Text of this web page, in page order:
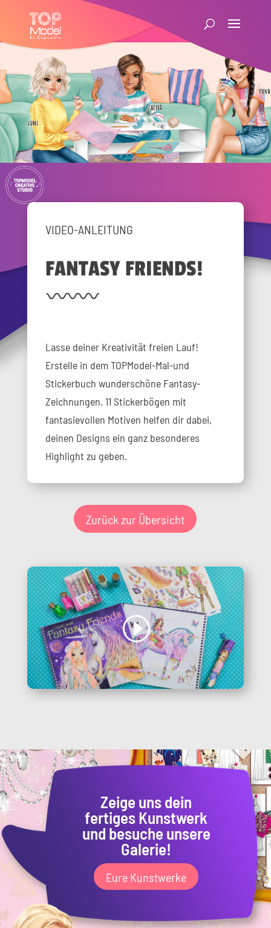
VIDEO-ANLEITUNG
FANTASY FRIENDS!
Lasse deiner Kreativität freien Lauf!
Erstelle in dem TOPModel-Mal-und
Stickerbuch wunderschöne Fantasy-
Zeichnungen. 11 Stickerbögen mit
fantasievollen Motiven helfen dir dabei,
deinen Designs ein ganz besonderes
Highlight zu geben.
Zurück zur Übersicht
Zeige uns dein
fertiges Kunstwerk
und besuche unsere
Galerie!
Eure Kunstwerke